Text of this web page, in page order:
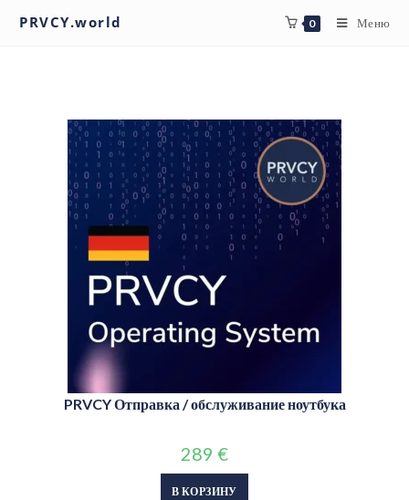
PRVCY.world 0 Меню
PRVCY Отправка / обслуживание ноутбука
289 €
В КОРЗИНУ